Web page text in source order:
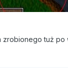
zrobionego tuż